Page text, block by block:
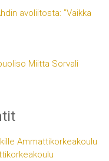
avoliitosta: ”Vaikka
Miitta Sorvali
Ammattikorkeakoulu